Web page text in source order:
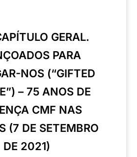
GERAL.
PARA
NOS (“GIFTED
– 75 ANOS DE
CMF NAS
(7 DE SETEMBRO
DE 2021)